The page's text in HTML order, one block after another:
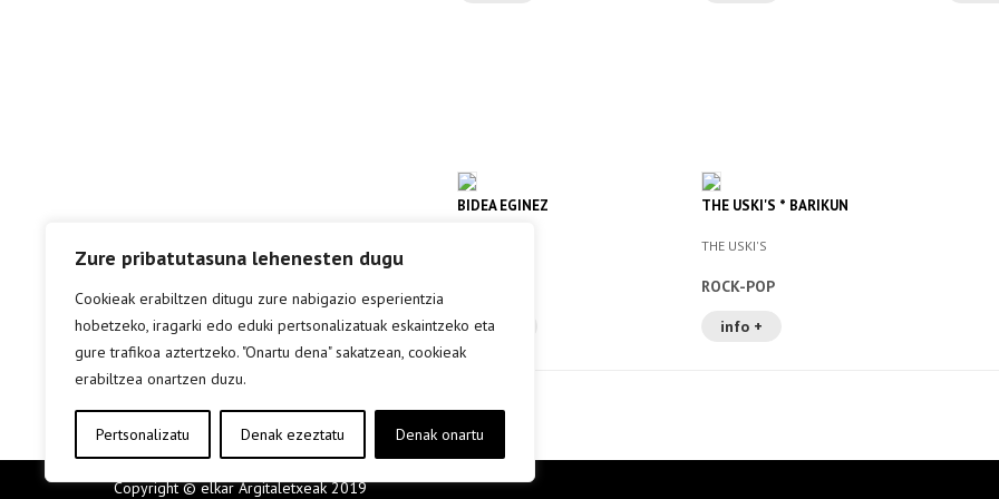
Zure pribatutasuna lehenesten dugu
Cookieak erabiltzen ditugu zure nabigazio esperientzia
hobetzeko, iragarki edo eduki pertsonalizatuak eskaintzeko eta
gure trafikoa aztertzeko. "Onartu dena" sakatzean, cookieak
erabiltzea onartzen duzu.
Pertsonalizatu Denak ezeztatu Denak onartu
BIDEA EGINEZ
info +
THE USKI'S * BARIKUN
THE USKI'S
ROCK-POP
info +
Copyright © elkar Argitaletxeak 2019